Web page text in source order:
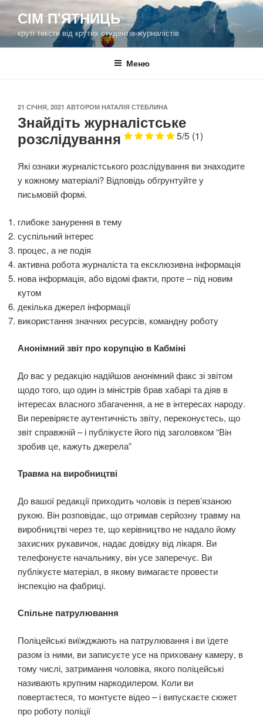
Перейти
вмісту
СІМ П'ЯТНИЦЬ
круті тексти від крутих студентів-журналістів
Меню
ОПУБЛІКОВАНО
21 СІЧНЯ, 2021 АВТОРОМ НАТАЛІЯ СТЕБЛИНА
Знайдіть журналістське
розслідування
5/5 (1)
Які ознаки журналістського розслідування ви знаходите
у кожному матеріалі? Відповідь обгрунтуйте у
письмовій формі.
глибоке занурення в тему
суспільний інтерес
процес, а не подія
активна робота журналіста та ексклюзивна інформація
нова інформація, або відомі факти, проте – під новим
кутом
декілька джерел інформації
використання значних ресурсів, командну роботу
Анонімний звіт про корупцію в Кабміні
До вас у редакцію надійшов анонімний факс зі звітом
щодо того, що один із міністрів брав хабарі та діяв в
інтересах власного збагачення, а не в інтересах народу.
Ви перевіряєте аутентичність звіту, переконуєтесь, що
звіт справжній – і публікуєте його під заголовком “Він
зробив це, кажуть джерела”
Травма на виробництві
До вашої редакції приходить чоловік із перев’язаною
рукою. Він розповідає, що отримав серйозну травму на
виробництві через те, що керівництво не надало йому
захисних рукавичок, надає довідку від лікаря. Ви
телефонуєте начальнику, він усе заперечує. Ви
публікуєте матеріал, в якому вимагаєте провести
інспекцію на фабриці.
Спільне патрулювання
Поліцейські виїжджають на патрулювання і ви їдете
разом із ними, ви записуєте усе на приховану камеру, в
тому числі, затримання чоловіка, якого поліцейські
називають крупним наркодилером. Коли ви
повертаєтеся, то монтуєте відео – і випускаєте сюжет
про роботу поліції